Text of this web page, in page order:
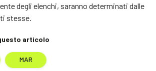
degli elenchi, saranno determinati dalle
stesse.
articolo
MAR